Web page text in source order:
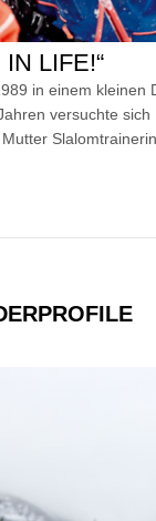
LIFE!“
in einem kleinen
versuchte